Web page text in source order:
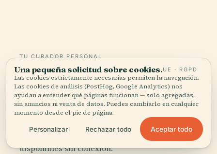
TU CURADOR PERSONAL
Todo Catedral de Santa Cruz
de Cádiz,
bien contado.
Guías de audio para más de 1.100 ciudades en 96
países. Historia, relatos y conocimiento local —
disponibles sin conexión.
Una pequeña solicitud sobre cookies.UE · RGPD
Las cookies estrictamente necesarias permiten la navegación.
Las cookies de análisis (PostHog, Google Analytics) nos
ayudan a entender qué páginas funcionan — solo agregadas,
sin anuncios ni venta de datos. Puedes cambiarlo en cualquier
momento desde el pie de página.
Personalizar Rechazar todo Aceptar todo